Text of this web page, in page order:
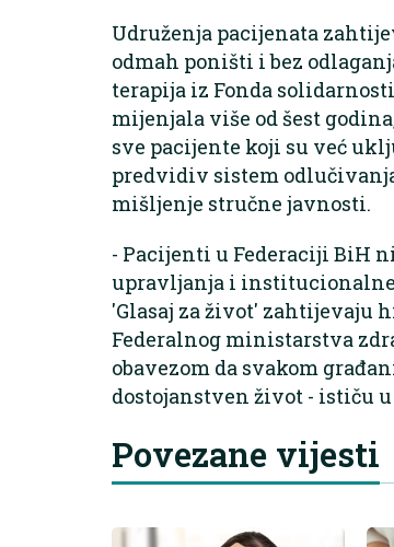
Udruženja pacijenata
odmah poništi i bez
terapija iz Fonda
mijenjala više od šest
sve pacijente koji su već
predvidiv sistem
mišljenje stručne javnosti.
- Pacijenti u Federaciji BiH
upravljanja i institucionalne
'Glasaj za život' zahtijevaju
Federalnog ministarstva
obavezom da svakom
dostojanstven život - ističu
Povezane vijesti